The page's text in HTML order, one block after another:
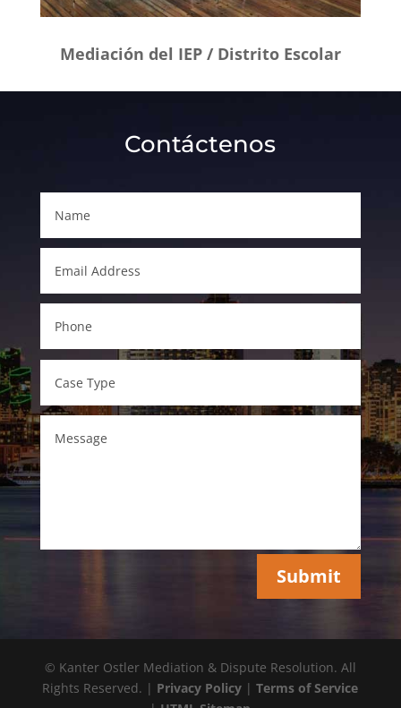
Mediación del IEP / Distrito Escolar
Contáctenos
Submit
© Kanter Ostler Mediation & Dispute Resolution. All
Rights Reserved. | Privacy Policy |Terms of Service